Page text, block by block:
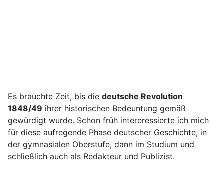
Es brauchte Zeit, bis die deutsche Revolution
1848/49 ihrer historischen Bedeuntung gemäß
gewürdigt wurde. Schon früh intereressierte ich mich
für diese aufregende Phase deutscher Geschichte, in
der gymnasialen Oberstufe, dann im Studium und
schließlich auch als Redakteur und Publizist.